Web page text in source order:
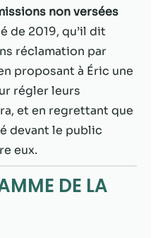
non versées
de 2019, qu’il dit
réclamation par
proposant à Éric une
régler leurs
et en regrettant que
devant le public
eux.
DE LA
Marketing
En partageant
votre intérêt et
votre
comportement
lorsque vous
visitez notre
site, vous
augmentez les
chances de
offres